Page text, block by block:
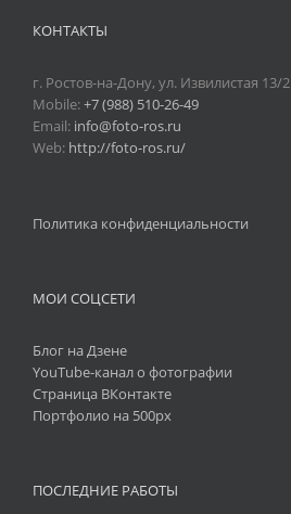
КОНТАКТЫ
г. Ростов-на-Дону, ул. Извилистая 13/2
Mobile:+7 (988) 510-26-49
Email: info@foto-ros.ru
Web: http://foto-ros.ru/
Политика конфиденциальности
МОИ СОЦСЕТИ
Блог на Дзене
YouTube-канал о фотографии
Страница ВКонтакте
Портфолио на 500px
ПОСЛЕДНИЕ РАБОТЫ